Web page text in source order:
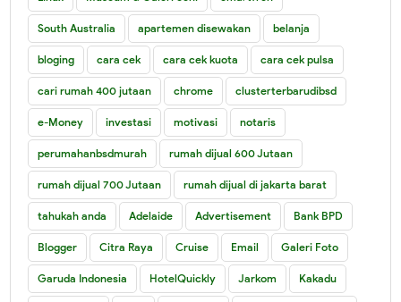
South Australia apartemen disewakan belanja
bloging cara cek cara cek kuota cara cek pulsa
cari rumah 400 jutaan chrome clusterterbarudibsd
e-Money investasi motivasi notaris
perumahanbsdmurah rumah dijual 600 Jutaan
rumah dijual 700 Jutaan rumah dijual di jakarta barat
tahukah anda Adelaide Advertisement Bank BPD
Blogger Citra Raya Cruise Email Galeri Foto
Garuda Indonesia HotelQuickly Jarkom Kakadu